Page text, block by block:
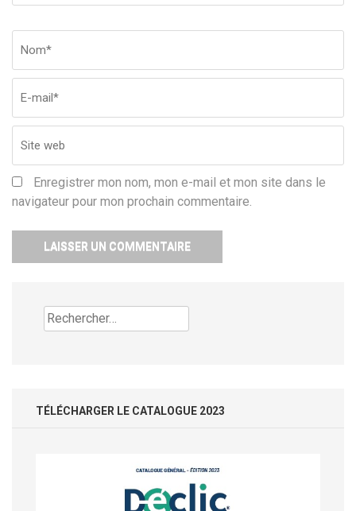
Enregistrer mon nom, mon e-mail et mon site dans le
navigateur pour mon prochain commentaire.
Rechercher :
TÉLÉCHARGER LE CATALOGUE 2023